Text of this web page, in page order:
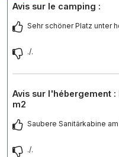
Avis sur le camping :
Sehr schöner Platz unter
./.
Avis sur l'hébergement
m2
Saubere Sanitärkabine
./.